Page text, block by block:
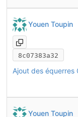
Youen Toupin
8c07383a32
Ajout des équerres
Youen Toupin